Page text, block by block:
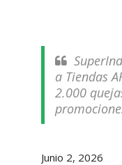
a Tiendas
2.000
Junio 2, 2026